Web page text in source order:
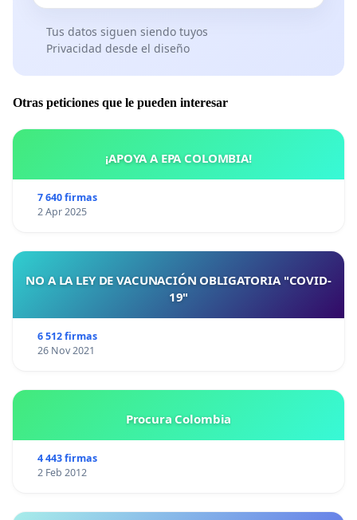
Tus datos siguen siendo tuyos
Privacidad desde el diseño
Otras peticiones que le pueden interesar
¡APOYA A EPA COLOMBIA!
7 640 firmas
2 Apr 2025
NO A LA LEY DE VACUNACIÓN OBLIGATORIA "COVID-
19"
6 512 firmas
26 Nov 2021
Procura Colombia
4 443 firmas
2 Feb 2012